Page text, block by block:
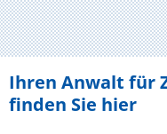
Ihren Anwalt für
finden Sie hier